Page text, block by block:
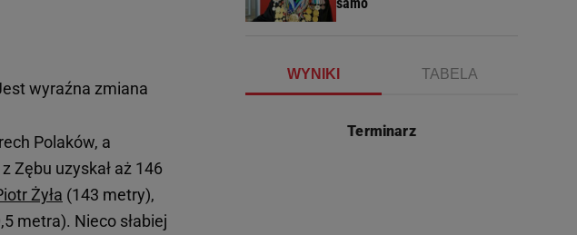
wyraźna zmiana
Polaków, a
Zębu uzyskał aż 146
Żyła (143 metry),
metra). Nieco słabiej
WYNIKI TABELA
Terminarz